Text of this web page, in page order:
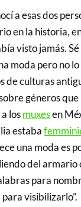
a esas dos
en la historia,
visto jamás.
moda pero no
de culturas
géneros
losmuxesen
estaba
una moda es
del armario
para
visibilizarlo”.